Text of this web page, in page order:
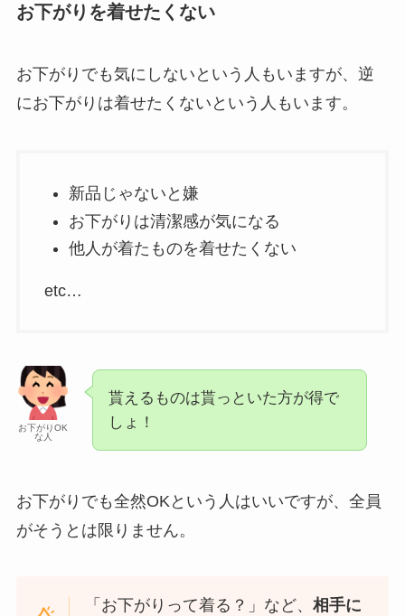
お下がりを着せたくない
お下がりでも気にしないという人もいますが、逆
にお下がりは着せたくないという人もいます。
新品じゃないと嫌
お下がりは清潔感が気になる
他人が着たものを着せたくない
etc…
お下がりOK
な人
貰えるものは貰っといた方が得で
しょ！
お下がりでも全然OKという人はいいですが、全員
がそうとは限りません。
「お下がりって着る？」など、相手に